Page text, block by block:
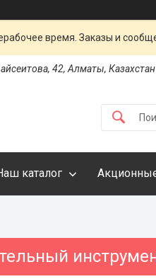
время. Заказы и
42, Алматы, Казахстан
каталог